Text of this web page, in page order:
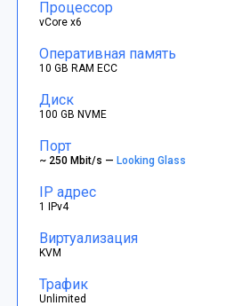
Процессор
vCore x6
Оперативная память
10 GB RAM ECC
Диск
100 GB NVME
Порт
~ 250 Mbit/s —Looking Glass
IP адрес
1 IPv4
Виртуализация
KVM
Трафик
Unlimited